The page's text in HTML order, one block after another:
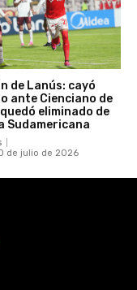
de Lanús: cayó
ante Cienciano de
eliminado de
Sudamericana
de julio de 2026